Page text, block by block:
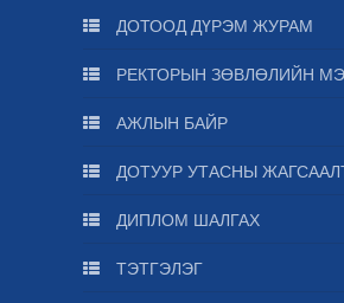
ДОТООД ДҮРЭМ ЖУРАМ
РЕКТОРЫН ЗӨВЛӨЛИЙН
АЖЛЫН БАЙР
ДОТУУР УТАСНЫ
ДИПЛОМ ШАЛГАХ
ТЭТГЭЛЭГ